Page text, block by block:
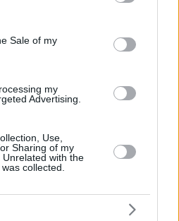
and its third-party tags to
purposes in below Google
Sale of my
my
Advertising.
Use,
Sharing of my
with the
collected.